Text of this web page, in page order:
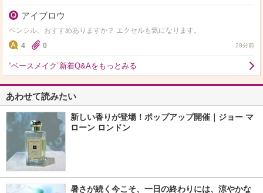
アイブロウ
ペンシル、おすすめありますか？ エクセルも気になります。
4
0 28分前
“ベースメイク”新着Q&Aをもっとみる
あわせて読みたい
新しい香りが登場！ポップアップ開催｜ジョー マ
ローン ロンドン
暑さが続く今こそ、一日の終わりには、涼やかな